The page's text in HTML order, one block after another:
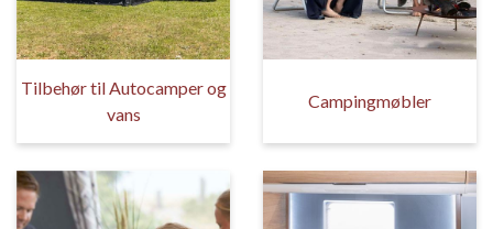
Tilbehør til Autocamper og
vans
Campingmøbler